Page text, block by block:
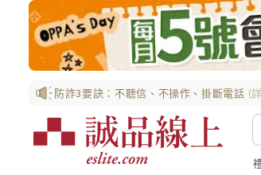
防詐3要訣：不聽信、不操作、掛斷電話 (